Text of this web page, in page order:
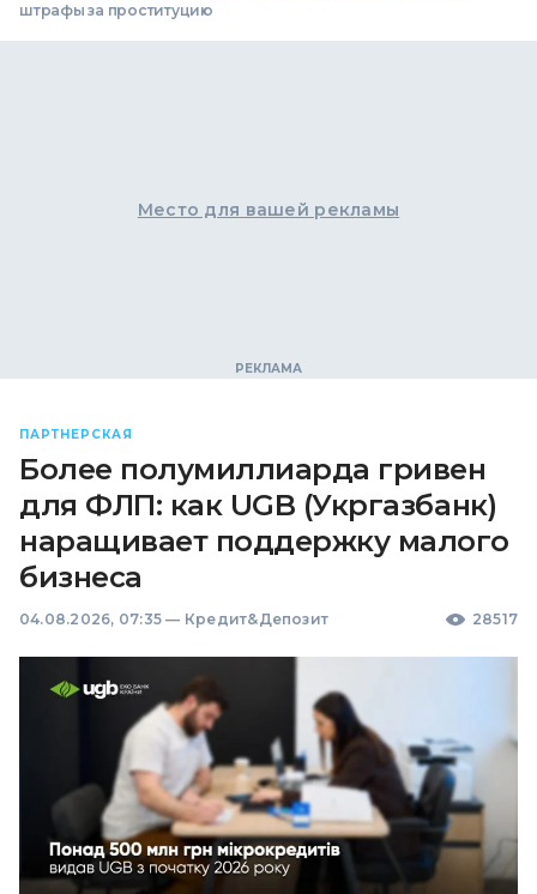
штрафы за проституцию
Место для вашей рекламы
ПАРТНЕРСКАЯ
Более полумиллиарда гривен
для ФЛП: как UGB (Укргазбанк)
наращивает поддержку малого
бизнеса
04.08.2026, 07:35 — Кредит&Депозит 28517